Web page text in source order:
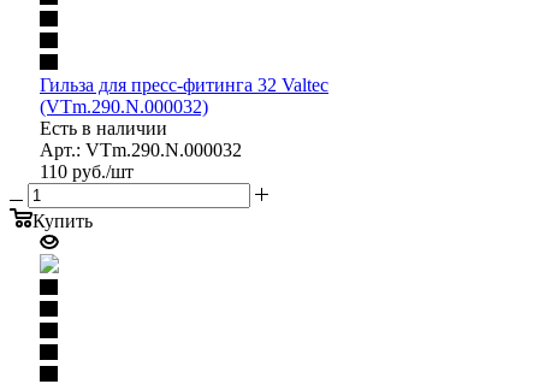
Гильза для пресс-фитинга 32 Valtec
(VTm.290.N.000032)
Есть в наличии
Арт.: VTm.290.N.000032
110 руб./шт
Купить